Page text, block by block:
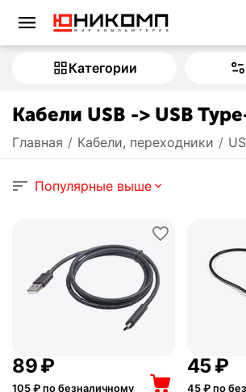
Категории
Кабели USB -> USB
Главная / Кабели, переходники /
Популярные выше
‍89‍₽
105 ₽ по безналичному
‍45‍₽
45₽ по